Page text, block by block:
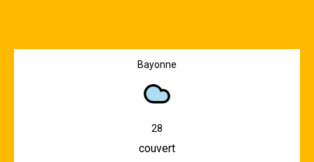
Bayonne
28
couvert